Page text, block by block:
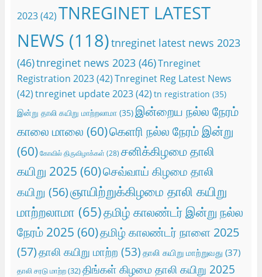
2023(42)TNREGINET LATEST
NEWS (118)tnreginet latest news 2023
(46)tnreginet news 2023(46)Tnreginet
Registration 2023(42)Tnreginet Reg Latest News
(42)tnreginet update 2023(42) tn registration (35)
இன்று தாலி கயிறு மாற்றலாமா(35)இன்றைய நல்ல நேரம்
காலை மாலை (60)கெளரி நல்ல நேரம் இன்று
(60) கோவில் திருவிழாக்கள் (28) சனிக்கிழமை தாலி
கயிறு 2025 (60)செவ்வாய் கிழமை தாலி
கயிறு (56)ஞாயிற்றுக்கிழமை தாலி கயிறு
மாற்றலாமா (65)தமிழ் காலண்டர் இன்று நல்ல
நேரம் 2025 (60)தமிழ் காலண்டர் நாளை 2025
(57)தாலி கயிறு மாற்ற (53) தாலி கயிறு மாற்றுவது (37)
தாலி சரடு மாற்ற(32)திங்கள் கிழமை தாலி கயிறு 2025